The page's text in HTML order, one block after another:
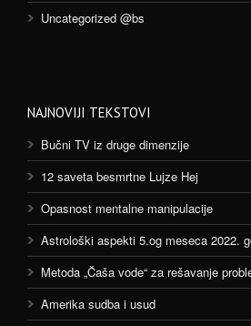
Uncategorized @bs
NAJNOVIJI TEKSTOVI
Bučni TV iz druge dimenzije
12 saveta besmrtne Lujze Hej
Opasnost mentalne manipulacije
Astrološki aspekti 5.og meseca 2022.
Metoda „Čaša vode“ za rešavanje
Amerika sudba i usud